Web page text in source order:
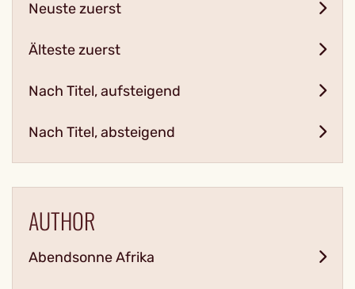
Neuste zuerst
Älteste zuerst
Nach Titel, aufsteigend
Nach Titel, absteigend
AUTHOR
Abendsonne Afrika